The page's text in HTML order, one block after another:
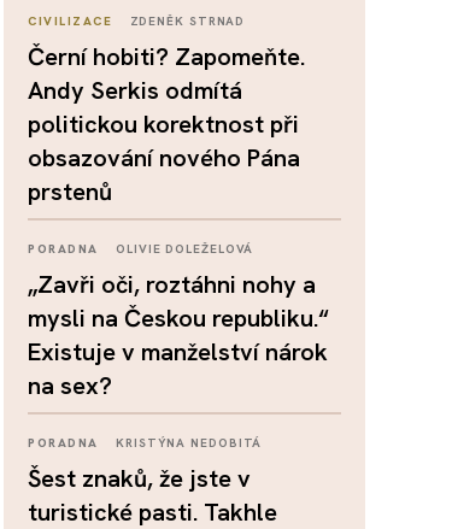
CIVILIZACE ZDENĚK STRNAD
Černí hobiti? Zapomeňte.
Andy Serkis odmítá
politickou korektnost při
obsazování nového Pána
prstenů
PORADNA OLIVIE DOLEŽELOVÁ
„Zavři oči, roztáhni nohy a
mysli na Českou republiku.“
Existuje v manželství nárok
na sex?
PORADNA KRISTÝNA NEDOBITÁ
Šest znaků, že jste v
turistické pasti. Takhle